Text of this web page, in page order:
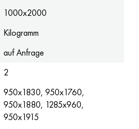
1000x2000
Kilogramm
auf Anfrage
2
950x1830, 950x1760,
950x1880, 1285x960,
950x1915